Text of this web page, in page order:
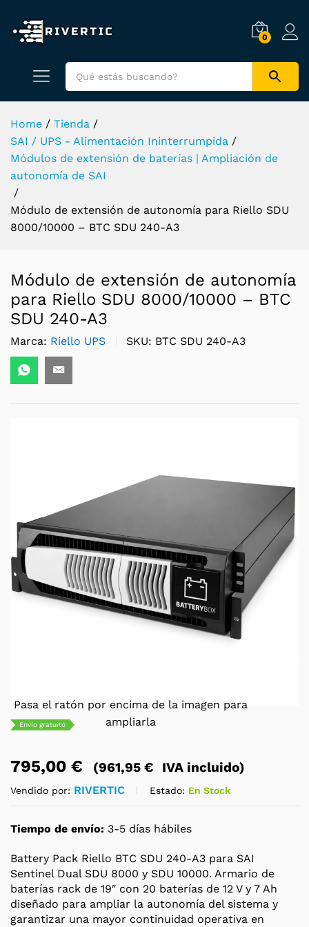
0
Home / Tienda /
SAI / UPS - Alimentación Ininterrumpida /
Módulos de extensión de baterías | Ampliación de
autonomía de SAI
/
Módulo de extensión de autonomía para Riello SDU
8000/10000 – BTC SDU 240-A3
Módulo de extensión de autonomía
para Riello SDU 8000/10000 – BTC
SDU 240-A3
Marca: Riello UPS SKU: BTC SDU 240-A3
Envío gratuito
Pasa el ratón por encima de la imagen para
ampliarla
795,00 € (961,95 € IVA incluido)
Vendido por: RIVERTIC Estado: En Stock
Tiempo de envío: 3-5 días hábiles
Battery Pack Riello BTC SDU 240-A3 para SAI
Sentinel Dual SDU 8000 y SDU 10000. Armario de
baterías rack de 19″ con 20 baterías de 12 V y 7 Ah
diseñado para ampliar la autonomía del sistema y
garantizar una mayor continuidad operativa en